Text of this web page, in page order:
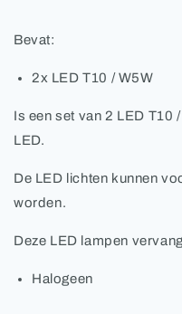
Bevat:
2x LED T10 / W5W
Is een set van 2 LED T10
LED.
De LED lichten kunnen
worden.
Deze LED lampen
Halogeen